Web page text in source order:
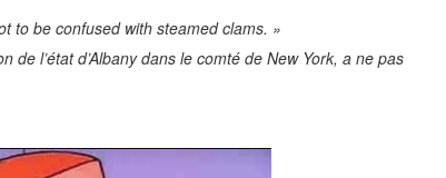
to be confused with steamed clams. »
de l’état d’Albany dans le comté de New York, a ne pas